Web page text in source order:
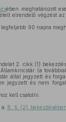
ében meghatározott
elrendelő végzést
90 napra
2. cikk (1)
(a
által jegyzett és
jegyzett és nem
kell csatolni.
a 8. § (2) bekezdésében